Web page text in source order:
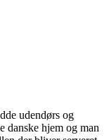
udendørs og
danske hjem og man